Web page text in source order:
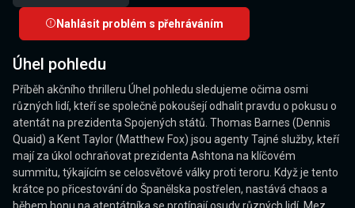
Nahlásit problém s přehráváním
Úhel pohledu
Příběh akčního thrilleru Úhel pohledu sledujeme očima osmi
různých lidí, kteří se společně pokoušejí odhalit pravdu o pokusu o
atentát na prezidenta Spojených států. Thomas Barnes (Dennis
Quaid) a Kent Taylor (Matthew Fox) jsou agenty Tajné služby, kteří
mají za úkol ochraňovat prezidenta Ashtona na klíčovém
summitu, týkajícím se celosvětové války proti teroru. Když je tento
krátce po přicestování do Španělska postřelen, nastává chaos a